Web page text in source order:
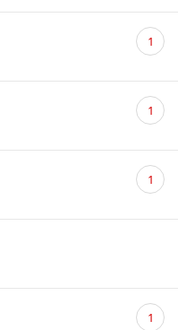
댓
글 1
댓
글 1
댓
글 1
댓
글 1